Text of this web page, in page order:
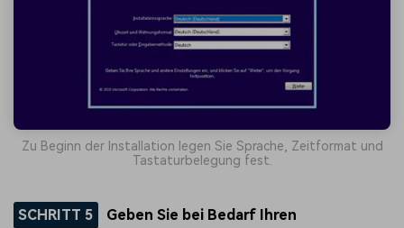
Zu Beginn der Installation legen Sie Sprache, Zeitformat und
Tastaturbelegung fest.
SCHRITT 5
Geben Sie bei Bedarf Ihren